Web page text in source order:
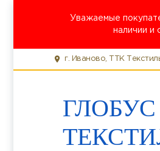
Уважаемые
наличии и
location_on г. Иваново, ТТК
ГЛОБУС